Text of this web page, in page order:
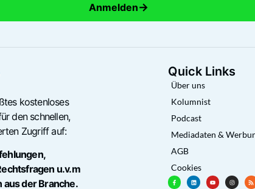
Anmelden→
kostenloses
den schnellen,
Zugriff auf:
u.v.m
aus der Branche.
Quick Links
Über uns
Kolumnist
Podcast
Mediadaten &
AGB
Cookies